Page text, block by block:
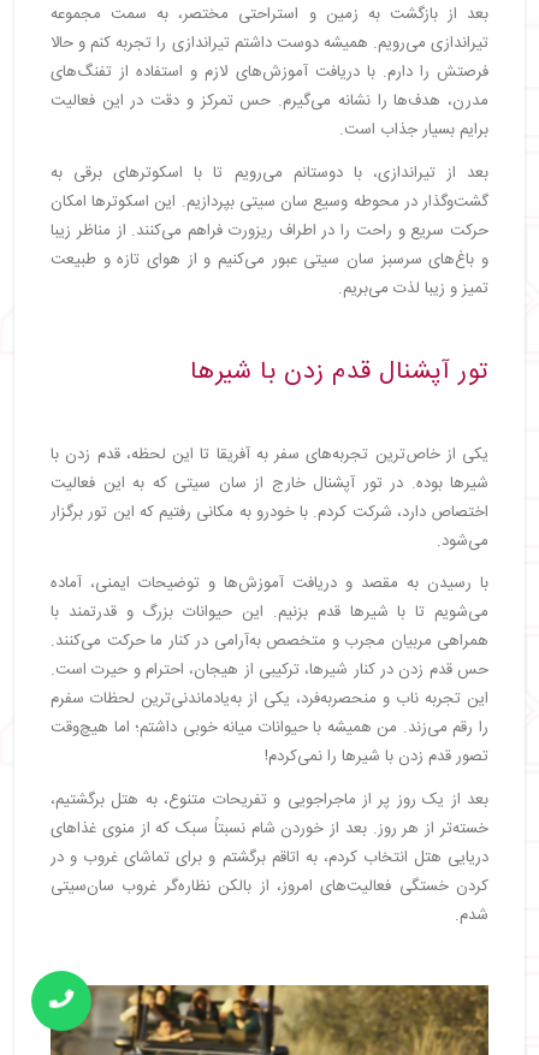
بعد از بازگشت به زمین و استراحتی مختصر، به سمت مجموعه
تیراندازی می‌رویم. همیشه دوست داشتم تیراندازی را تجربه کنم و حالا
فرصتش را دارم. با دریافت آموزش‌های لازم و استفاده از تفنگ‌های
مدرن، هدف‌ها را نشانه می‌گیرم. حس تمرکز و دقت در این فعالیت
برایم بسیار جذاب است.
بعد از تیراندازی، با دوستانم می‌رویم تا با اسکوترهای برقی به
گشت‌وگذار در محوطه وسیع سان سیتی بپردازیم. این اسکوترها امکان
حرکت سریع و راحت را در اطراف ریزورت فراهم می‌کنند. از مناظر زیبا
و باغ‌های سرسبز سان سیتی عبور می‌کنیم و از هوای تازه و طبیعت
تمیز و زیبا لذت می‌بریم.
تور آپشنال قدم زدن با شیرها
یکی از خاص‌ترین تجربه‌های سفر به آفریقا تا این لحظه، قدم زدن با
شیرها بوده. در تور آپشنال خارج از سان سیتی که به این فعالیت
اختصاص دارد، شرکت کردم. با خودرو به مکانی رفتیم که این تور برگزار
می‌شود.
با رسیدن به مقصد و دریافت آموزش‌ها و توضیحات ایمنی، آماده
می‌شویم تا با شیرها قدم بزنیم. این حیوانات بزرگ و قدرتمند با
همراهی مربیان مجرب و متخصص به‌آرامی در کنار ما حرکت می‌کنند.
حس قدم زدن در کنار شیرها، ترکیبی از هیجان، احترام و حیرت است.
این تجربه ناب و منحصربه‌فرد، یکی از به‌یادماندنی‌ترین لحظات سفرم
را رقم می‌زند. من همیشه با حیوانات میانه خوبی داشتم؛ اما هیچ‌وقت
تصور قدم زدن با شیرها را نمی‌کردم!
بعد از یک روز پر از ماجراجویی و تفریحات متنوع، به هتل برگشتیم،
خسته‌تر از هر روز. بعد از خوردن شام نسبتاً سبک که از منوی غذاهای
دریایی هتل انتخاب کردم، به اتاقم برگشتم و برای تماشای غروب و در
کردن خستگی فعالیت‌های امروز، از بالکن نظاره‌گر غروب سان‌سیتی
شدم.